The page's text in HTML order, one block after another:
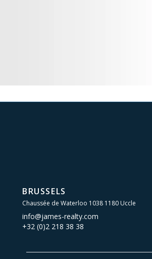
BRUSSELS
Chaussée de Waterloo 1038 1180 Uccle
info@james-realty.com
+32 (0)2 218 38 38